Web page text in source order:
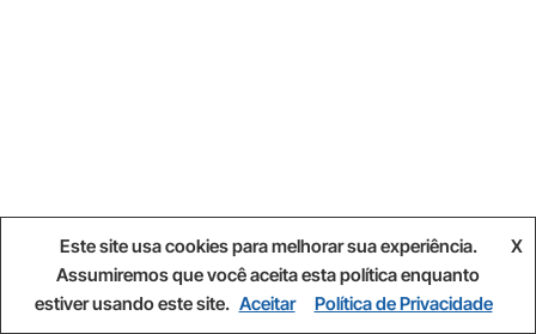
Este site usa cookies para melhorar sua experiência.
Assumiremos que você aceita esta política enquanto
estiver usando este site.
X
Aceitar Política de Privacidade